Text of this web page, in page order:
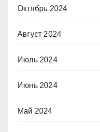
Октябрь 2024
Август 2024
Июль 2024
Июнь 2024
Май 2024